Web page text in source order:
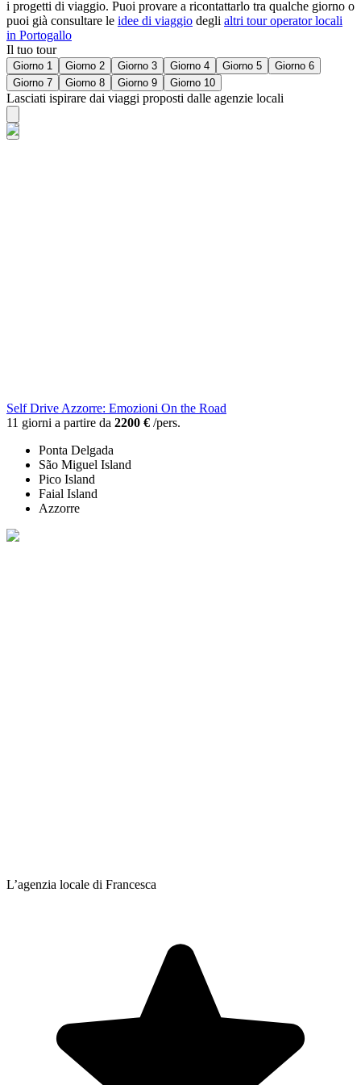
i progetti di viaggio. Puoi provare a ricontattarlo tra qualche giorno o
puoi già consultare le idee di viaggio degli altri tour operator locali
in Portogallo
Il tuo tour
Giorno 1 Giorno 2 Giorno 3 Giorno 4 Giorno 5
Giorno 6
Giorno 7
Giorno 8 Giorno 9 Giorno 10
Lasciati ispirare dai viaggi proposti dalle agenzie locali
Self Drive Azzorre: Emozioni On the Road
11 giorni a partire da 2200 € /pers.
Ponta Delgada
São Miguel Island
Pico Island
Faial Island
Azzorre
L’agenzia locale di Francesca